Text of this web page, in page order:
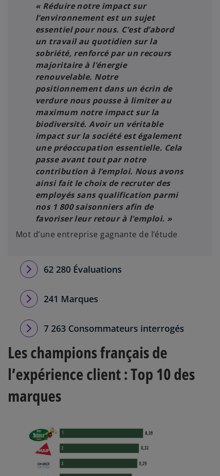
« Réduire notre impact sur
l’environnement est un sujet
essentiel pour nous. C’est d’abord
un travail au quotidien sur la
sobriété, renforcé par un recours
majoritaire à l’énergie
renouvelable. Notre
positionnement dans un écrin de
verdure nous pousse à limiter au
maximum notre impact sur la
biodiversité. Avoir un véritable
impact sur la société est également
une préoccupation essentielle. Cela
passe avant tout par notre
contribution à l’emploi. Nous avons
ainsi fait le choix de recruter des
employés sans qualification parmi
nos 1 800 saisonniers afin de
favoriser leur retour à l'emploi. »
Mot d’une entreprise gagnante de l’étude
62 280 Évaluations
241 Marques
7 263 Consommateurs interrogés
Les champions français de
l’expérience client : Top 10 des
marques